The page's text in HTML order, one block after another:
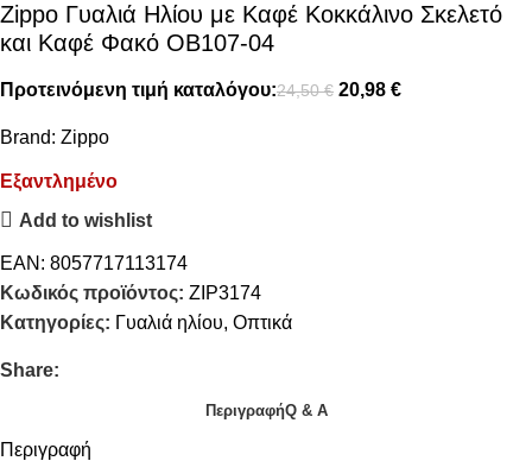
Zippo Γυαλιά Ηλίου με Καφέ Κοκκάλινο Σκελετό
και Καφέ Φακό OB107-04
Προτεινόμενη τιμή καταλόγου:24,50€ 20,98 €
Brand: Zippo
Εξαντλημένο
Add to wishlist
EAN: 8057717113174
Κωδικός προϊόντος: ZIP3174
Κατηγορίες: Γυαλιά ηλίου, Οπτικά
Share:
ΠεριγραφήQ & A
Περιγραφή